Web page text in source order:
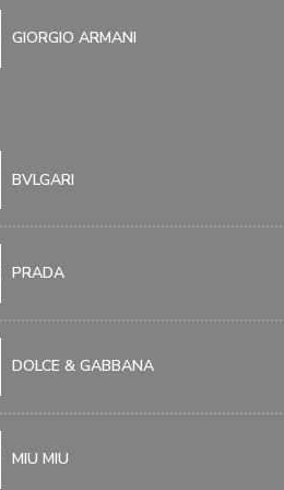
GIORGIO ARMANI
BVLGARI
PRADA
DOLCE & GABBANA
MIU MIU